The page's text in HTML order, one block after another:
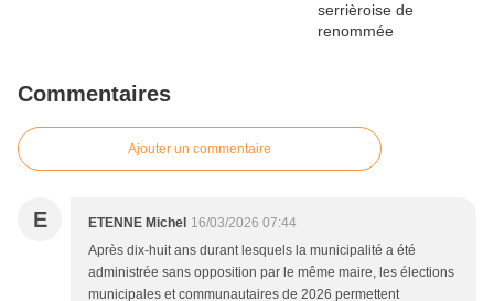
Commentaires
Ajouter un commentaire
E ETENNE Michel 16/03/2026 07:44
Après dix-huit ans durant lesquels la municipalité a été
administrée sans opposition par le même maire, les élections
municipales et communautaires de 2026 permettent